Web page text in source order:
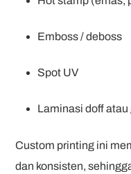
Emboss / deboss
Spot UV
Laminasi doff atau
Custom printing ini
dan konsisten,